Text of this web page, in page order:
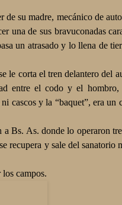
su madre, mecánico de
una de sus bravuconadas
un atrasado y lo llena de
le corta el tren delantero del
entre el codo y el hombro,
cascos y la “baquet”, era un
Bs. As. donde lo operaron
recupera y sale del sanatorio
campos.